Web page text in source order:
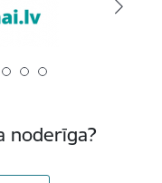
noderīga?